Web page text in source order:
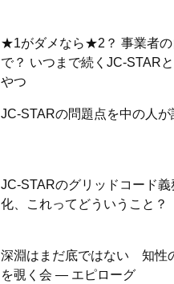
★1がダメなら★2？ 事業者の
で？ いつまで続くJC-STARと
やつ
JC-STARの問題点を中の人が
JC-STARのグリッドコード義
化、これってどういうこと？
深淵はまだ底ではない 知性
を覗く会 — エピローグ